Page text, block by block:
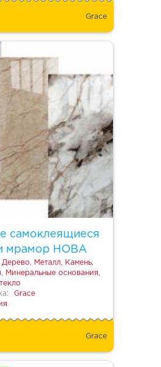
Grace
самоклеящиеся
мрамор НОВА
Дерево, Металл, Камень,
Минеральные основания,
Grace
Grace